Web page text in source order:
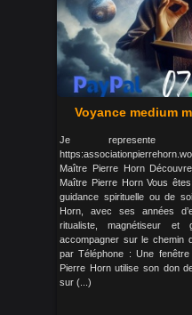
Voyance medium
Je represente
Maître Pierre Horn
Maître Pierre Horn Vous
guidance spirituelle ou de
Horn, avec ses années
ritualiste, magnétiseur
accompagner sur le chemin
par Téléphone : Une
Pierre Horn utilise son don
sur (...)